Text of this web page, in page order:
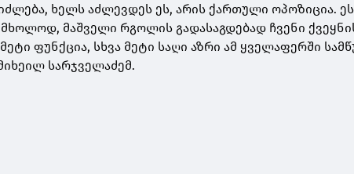
ხელს აძლევდეს ეს, არის ქართული ოპოზიცია. ეს
მაშველი რგოლის გადასაგდებად ჩვენი
ფუნქცია, სხვა მეტი საღი აზრი ამ ყველაფერში
სარჯველაძემ.